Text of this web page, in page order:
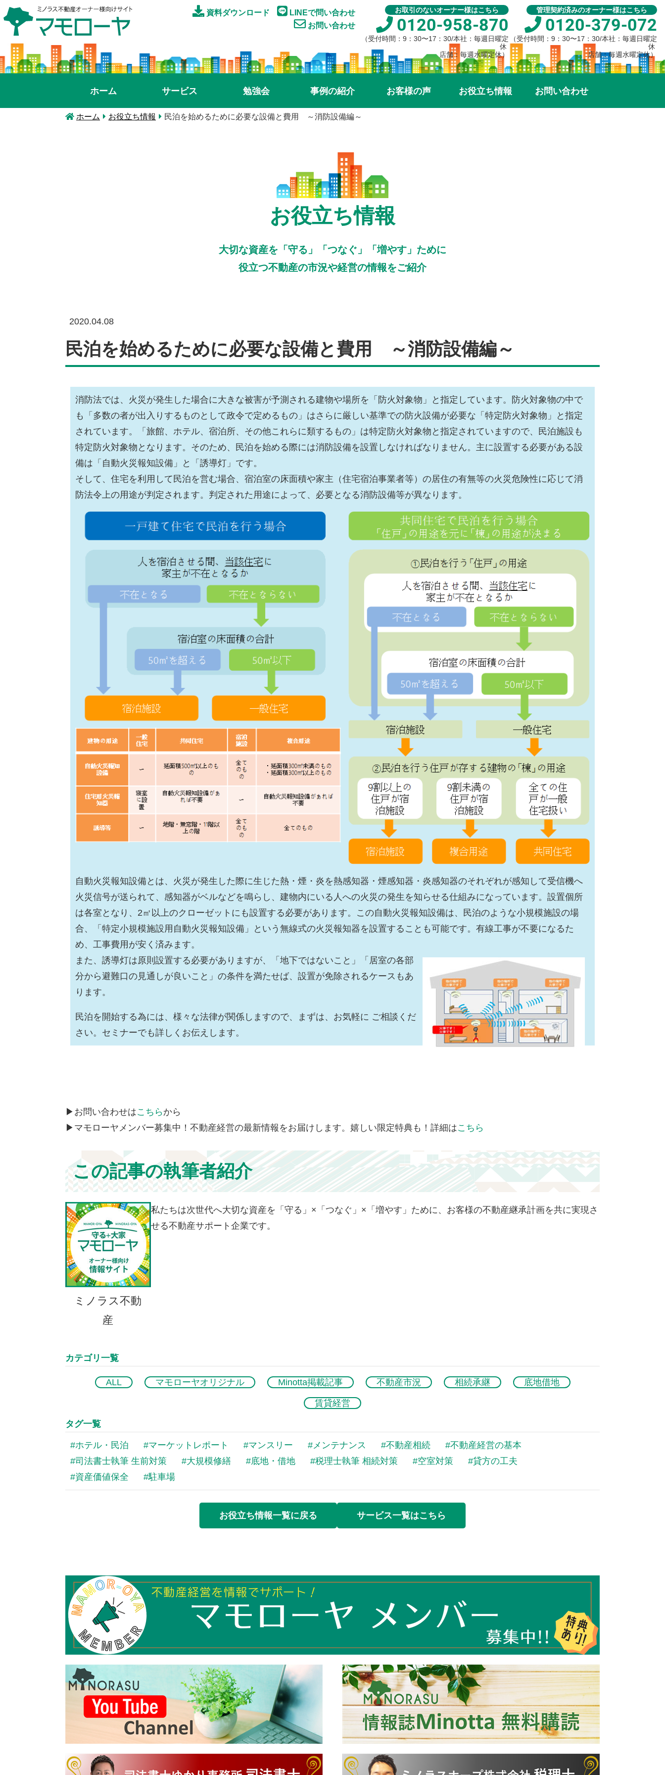
資料ダウンロード
LINEで問い合わせ
お問い合わせ
お取引のないオーナー様はこちら
0120-958-870
（受付時間：9：30〜17：30/本社：毎週日曜定
休
店舗：毎週水曜定休）
管理契約済みのオーナー様はこちら
0120-379-072
（受付時間：9：30〜17：30/本社：毎週日曜定
休
店舗：毎週水曜定休）
ホーム サービス 勉強会 事例の紹介 お客様の声 お役立ち情報 お問い合わせ
ホーム お役立ち情報 民泊を始めるために必要な設備と費用 ～消防設備編～
お役立ち情報
大切な資産を「守る」「つなぐ」「増やす」ために
役立つ不動産の市況や経営の情報をご紹介
2020.04.08
民泊を始めるために必要な設備と費用 ～消防設備編～
消防法では、火災が発生した場合に大きな被害が予測される建物や場所を「防火対象物」と指定しています。防火対象物の中で
も「多数の者が出入りするものとして政令で定めるもの」はさらに厳しい基準での防火設備が必要な「特定防火対象物」と指定
されています。「旅館、ホテル、宿泊所、その他これらに類するもの」は特定防火対象物と指定されていますので、民泊施設も
特定防火対象物となります。そのため、民泊を始める際には消防設備を設置しなければなりません。主に設置する必要がある設
備は「自動火災報知設備」と「誘導灯」です。
そして、住宅を利用して民泊を営む場合、宿泊室の床面積や家主（住宅宿泊事業者等）の居住の有無等の火災危険性に応じて消
防法令上の用途が判定されます。判定された用途によって、必要となる消防設備等が異なります。
自動火災報知設備とは、火災が発生した際に生じた熱・煙・炎を熱感知器・煙感知器・炎感知器のそれぞれが感知して受信機へ
火災信号が送られて、感知器がベルなどを鳴らし、建物内にいる人への火災の発生を知らせる仕組みになっています。設置個所
は各室となり、2㎡以上のクローゼットにも設置する必要があります。この自動火災報知設備は、民泊のような小規模施設の場
合、「特定小規模施設用自動火災報知設備」という無線式の火災報知器を設置することも可能です。有線工事が不要になるた
め、工事費用が安く済みます。
また、誘導灯は原則設置する必要がありますが、「地下ではないこと」「居室の各部
分から避難口の見通しが良いこと」の条件を満たせば、設置が免除されるケースもあ
ります。
民泊を開始する為には、様々な法律が関係しますので、まずは、お気軽に ご相談くだ
さい。セミナーでも詳しくお伝えします。
▶お問い合わせはこちらから
▶マモローヤメンバー募集中！不動産経営の最新情報をお届けします。嬉しい限定特典も！詳細はこちら
この記事の執筆者紹介
ミノラス不動
産
私たちは次世代へ大切な資産を「守る」×「つなぐ」×「増やす」ために、お客様の不動産継承計画を共に実現さ
せる不動産サポート企業です。
カテゴリ一覧
ALL マモローヤオリジナル Minotta掲載記事 不動産市況 相続承継 底地借地
賃貸経営
タグ一覧
ホテル・民泊 マーケットレポート マンスリー メンテナンス 不動産相続
不動産経営の基本
司法書士執筆 生前対策
大規模修繕 底地・借地 税理士執筆 相続対策 空室対策
貸方の工夫
資産価値保全
駐車場
お役立ち情報一覧に戻る サービス一覧はこちら